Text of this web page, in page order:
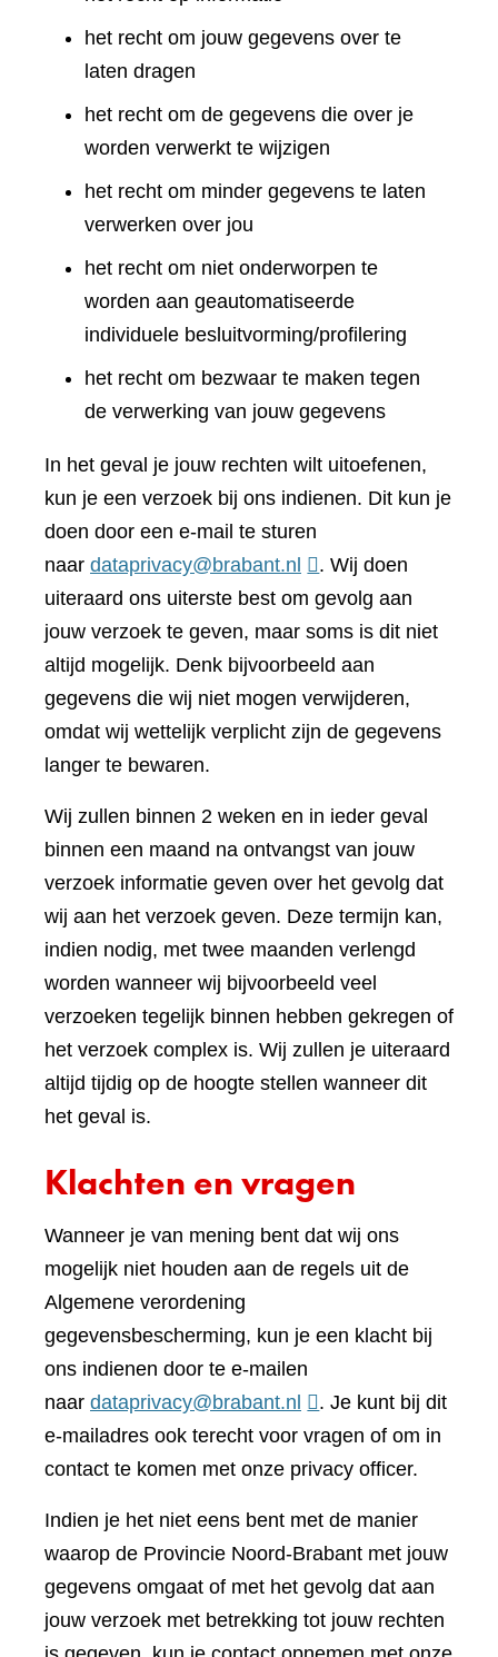
het recht om jouw gegevens over te
laten dragen
het recht om de gegevens die over je
worden verwerkt te wijzigen
het recht om minder gegevens te laten
verwerken over jou
het recht om niet onderworpen te
worden aan geautomatiseerde
individuele besluitvorming/profilering
het recht om bezwaar te maken tegen
de verwerking van jouw gegevens
In het geval je jouw rechten wilt uitoefenen,
kun je een verzoek bij ons indienen. Dit kun je
doen door een e-mail te sturen
naar dataprivacy@brabant.nl
. Wij doen
uiteraard ons uiterste best om gevolg aan
jouw verzoek te geven, maar soms is dit niet
altijd mogelijk. Denk bijvoorbeeld aan
gegevens die wij niet mogen verwijderen,
omdat wij wettelijk verplicht zijn de gegevens
langer te bewaren.
Wij zullen binnen 2 weken en in ieder geval
binnen een maand na ontvangst van jouw
verzoek informatie geven over het gevolg dat
wij aan het verzoek geven. Deze termijn kan,
indien nodig, met twee maanden verlengd
worden wanneer wij bijvoorbeeld veel
verzoeken tegelijk binnen hebben gekregen of
het verzoek complex is. Wij zullen je uiteraard
altijd tijdig op de hoogte stellen wanneer dit
het geval is.
Klachten en vragen
Wanneer je van mening bent dat wij ons
mogelijk niet houden aan de regels uit de
Algemene verordening
gegevensbescherming, kun je een klacht bij
ons indienen door te e-mailen
naar dataprivacy@brabant.nl
. Je kunt bij dit
e-mailadres ook terecht voor vragen of om in
contact te komen met onze privacy officer.
Indien je het niet eens bent met de manier
waarop de Provincie Noord-Brabant met jouw
gegevens omgaat of met het gevolg dat aan
jouw verzoek met betrekking tot jouw rechten